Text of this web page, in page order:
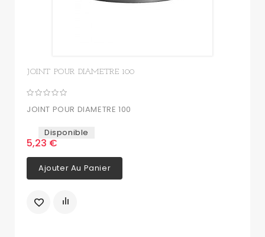
JOINT POUR DIAMETRE 100
JOINT POUR DIAMETRE 100
Disponible
5,23 €
Ajouter Au Panier